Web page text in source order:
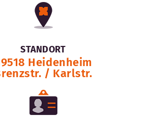
STANDORT
Heidenheim
/ Karlstr.